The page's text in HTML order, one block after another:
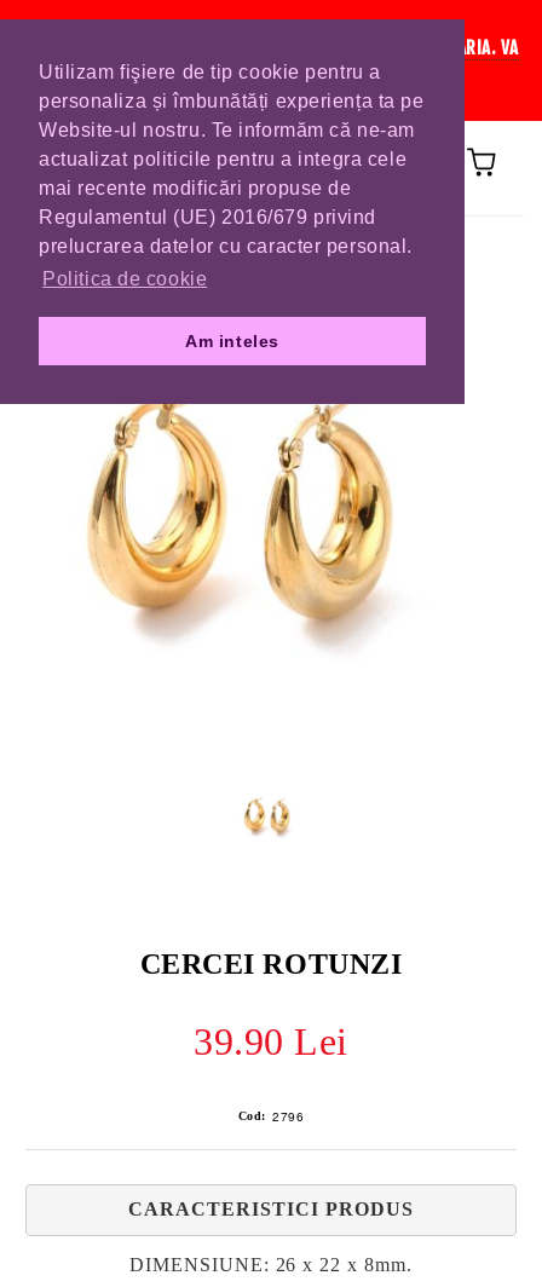
Utilizam fişiere de tip cookie pentru a
personaliza și îmbunătăți experiența ta pe
Website-ul nostru. Te informăm că ne-am
actualizat politicile pentru a integra cele
mai recente modificări propuse de
Regulamentul (UE) 2016/679 privind
prelucrarea datelor cu caracter personal.
Politica de cookie
Am inteles
IN CURAND INCHIDEM LISTA DE COMENZI PENTRU SFANTA MARIA. VA
RUGAM SA VA PLASATI COMENZILE DIN TIMP.
Prima pagină CERCEI
CERCEI ROTUNZI
39.90 Lei
Cod: 2796
CARACTERISTICI PRODUS
DIMENSIUNE: 26 x 22 x 8mm.